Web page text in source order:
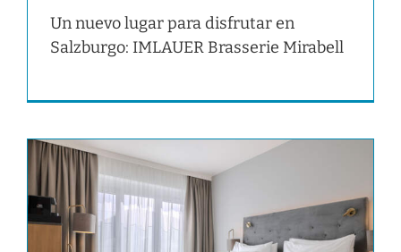
Un nuevo lugar para disfrutar en
Salzburgo: IMLAUER Brasserie Mirabell